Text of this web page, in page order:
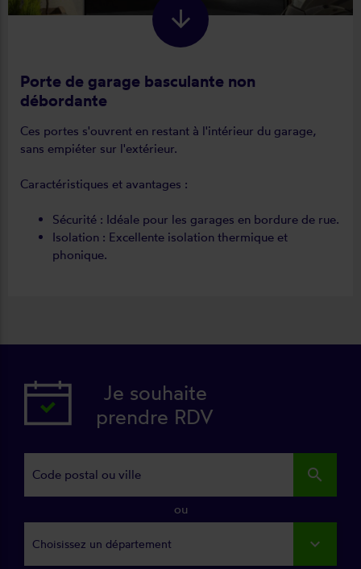
Porte de garage basculante non
débordante
Ces portes s'ouvrent en restant à l'intérieur du garage,
sans empiéter sur l'extérieur.
Caractéristiques et avantages :
Sécurité : Idéale pour les garages en bordure de rue.
Isolation : Excellente isolation thermique et
phonique.
Je souhaite
prendre RDV
search
ou
Choisissez un département